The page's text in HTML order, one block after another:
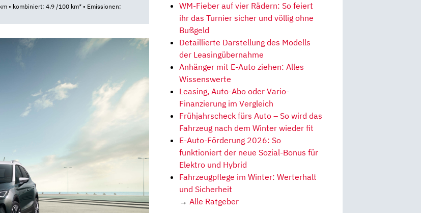
• kombiniert: 4,9 /100 km* • Emissionen:
WM-Fieber auf vier Rädern: So feiert
ihr das Turnier sicher und völlig ohne
Bußgeld
Detaillierte Darstellung des Modells
der Leasingübernahme
Anhänger mit E-Auto ziehen: Alles
Wissenswerte
Leasing, Auto-Abo oder Vario-
Finanzierung im Vergleich
Frühjahrscheck fürs Auto – So wird das
Fahrzeug nach dem Winter wieder fit
E-Auto-Förderung 2026: So
funktioniert der neue Sozial-Bonus für
Elektro und Hybrid
Fahrzeugpflege im Winter: Werterhalt
und Sicherheit
→ Alle Ratgeber